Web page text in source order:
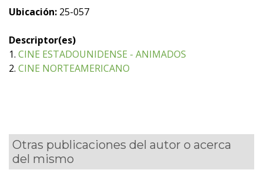
Ubicación: 25-057
Descriptor(es)
1. CINE ESTADOUNIDENSE - ANIMADOS
2. CINE NORTEAMERICANO
Otras publicaciones del autor o acerca
del mismo